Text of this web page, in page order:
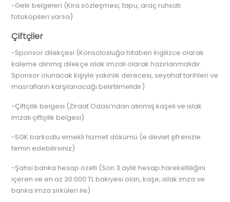
-Gelir belgeleri (Kira sözleşmesi, tapu, araç ruhsatı
fotokopileri varsa)
Çiftçiler
-Sponsor dilekçesi (Konsolosluğa hitaben İngilizce olarak
kaleme alınmış dilekçe ıslak imzalı olarak hazırlanmalıdır.
Sponsor olunacak kişiyle yakınlık derecesi, seyahat tarihleri ve
masrafların karşılanacağı belirtilmelidir)
-Çiftçilik belgesi (Ziraat Odası’ndan alınmış kaşeli ve ıslak
imzalı çiftçilik belgesi)
-SGK barkodlu emekli hizmet dökümü (e devlet şifrenizle
temin edebilirsiniz)
-Şahsi banka hesap özeti (Son 3 aylık hesap hareketliliğini
içeren ve en az 30.000 TL bakiyesi olan, kaşe, ıslak imza ve
banka imza sirküleri ile)